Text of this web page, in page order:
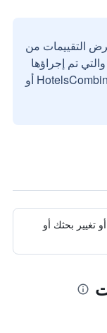
التقييمات من
تم إجراؤها
بواسطة مستخدمين حقيقيين مع HotelsCombined أو
تغيير بحثك أو